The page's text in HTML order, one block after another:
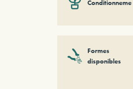
Conditionnement
Formes
disponibles